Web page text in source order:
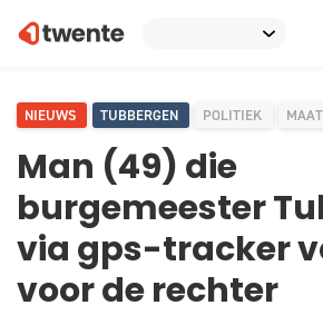
NIEUWS TUBBERGEN POLITIEK
Man (49) die
burgemeester
via gps-tracker
voor de rechter